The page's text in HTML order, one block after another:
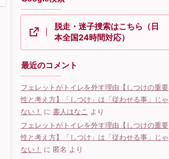
脱走・迷子捜索はこちら（日
本全国24時間対応）
最近のコメント
フェレットがトイレを外す理由【しつけの重要
性と考え方】「しつけ」は「従わせる事」じゃ
ない！
に 書人はなこ より
フェレットがトイレを外す理由【しつけの重要
性と考え方】「しつけ」は「従わせる事」じゃ
ない！
に 匿名 より